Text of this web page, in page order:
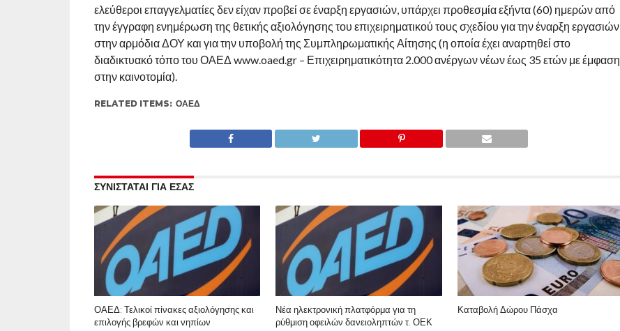
ελεύθεροι επαγγελματίες δεν είχαν προβεί σε έναρξη εργασιών, υπάρχει προθεσμία εξήντα (60) ημερών από
την έγγραφη ενημέρωση της θετικής αξιολόγησης του επιχειρηματικού τους σχεδίου για την έναρξη εργασιών
στην αρμόδια ΔΟΥ και για την υποβολή της Συμπληρωματικής Αίτησης (η οποία έχει αναρτηθεί στο
διαδικτυακό τόπο του ΟΑΕΔ www.oaed.gr – Επιχειρηματικότητα 2.000 ανέργων νέων έως 35 ετών με έμφαση
στην καινοτομία).
RELATED ITEMS: ΟΑΕΔ
ΣΥΝΙΣΤΑΤΑΙ ΓΙΑ ΕΣΑΣ
ΟΑΕΔ: Τελικοί πίνακες αξιολόγησης και
επιλογής βρεφών και νηπίων
Νέα ηλεκτρονική πλατφόρμα για τη
ρύθμιση οφειλών δανειοληπτών τ. ΟΕΚ
Καταβολή Δώρου Πάσχα